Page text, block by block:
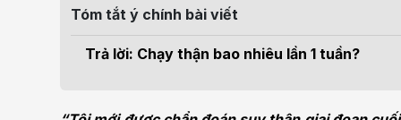
Tiêm chủng
Tầm soát ung thư
Điện quang can thiệp
Tóm tắt ý chính bài viết
Trả lời: Chạy thận bao nhiêu lần 1 tuần?